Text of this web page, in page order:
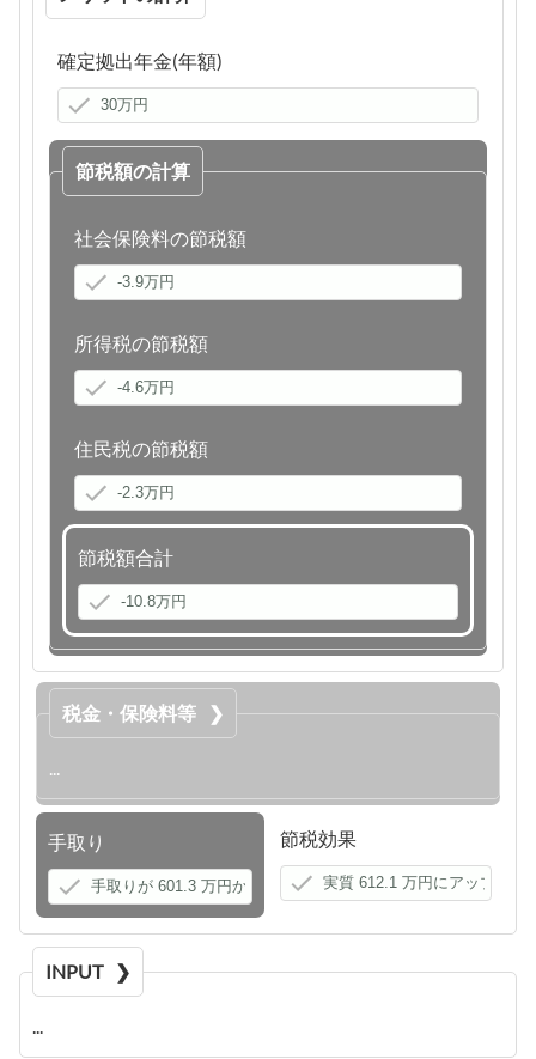
確定拠出年金(年額)
節税額の計算
社会保険料の節税額
所得税の節税額
住民税の節税額
節税額合計
税金・保険料等
手取り 節税効果
INPUT